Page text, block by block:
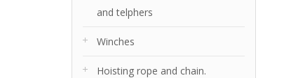
and telphers
Winches
Hoisting rope and chain.